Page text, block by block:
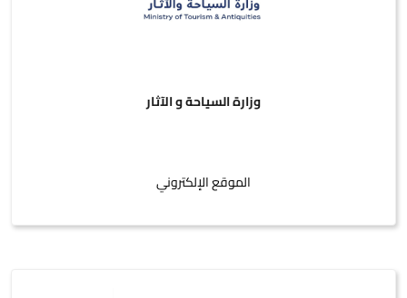
وزارة السياحة و الآثار
الموقع الإلكتروني